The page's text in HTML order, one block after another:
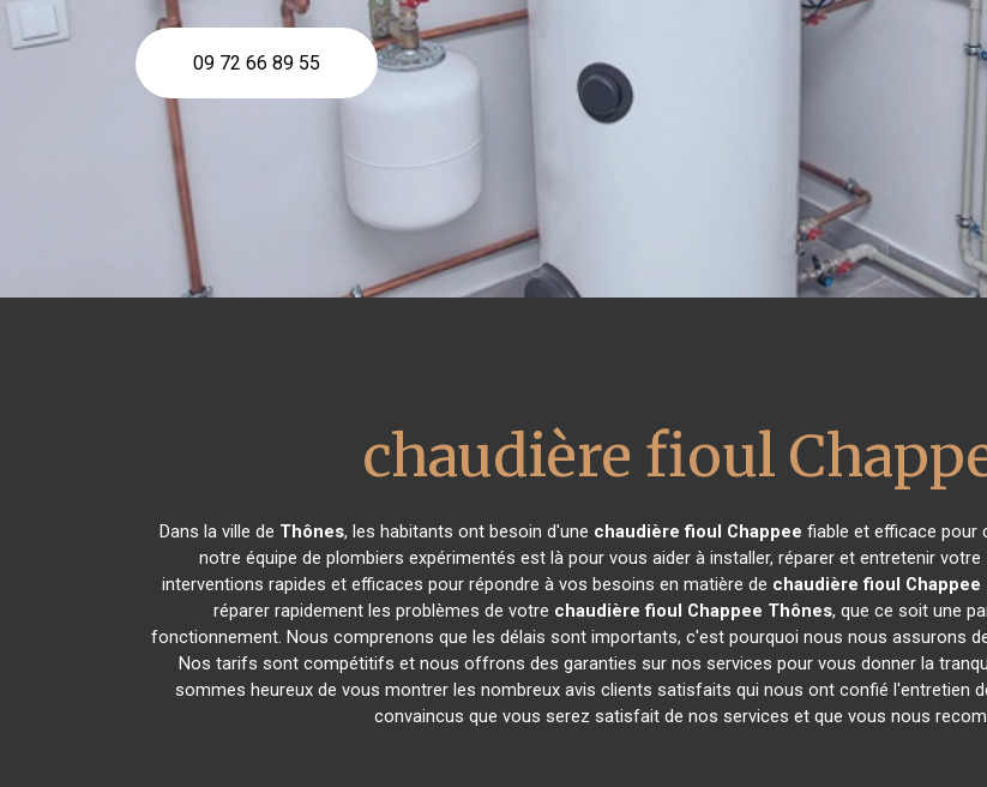
09 72 66 89 55
chaudière fioul
Dans la ville de Thônes, les habitants ont besoin d'une chaudière fioul Chappee fiable et efficace pour
notre équipe de plombiers expérimentés est là pour vous aider à installer, réparer et entretenir votre
interventions rapides et efficaces pour répondre à vos besoins en matière de chaudière fioul Chappee
réparer rapidement les problèmes de votre chaudière fioul Chappee Thônes, que ce soit une
fonctionnement. Nous comprenons que les délais sont importants, c'est pourquoi nous nous assurons
Nos tarifs sont compétitifs et nous offrons des garanties sur nos services pour vous donner la
sommes heureux de vous montrer les nombreux avis clients satisfaits qui nous ont confié l'entretien
convaincus que vous serez satisfait de nos services et que vous nous